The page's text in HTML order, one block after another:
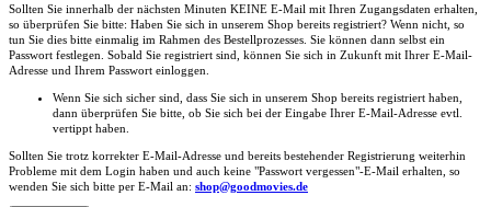
Sollten Sie innerhalb der nächsten Minuten KEINE E-Mail mit Ihren Zugangsdaten erhalten,
so überprüfen Sie bitte: Haben Sie sich in unserem Shop bereits registriert? Wenn nicht, so
tun Sie dies bitte einmalig im Rahmen des Bestellprozesses. Sie können dann selbst ein
Passwort festlegen. Sobald Sie registriert sind, können Sie sich in Zukunft mit Ihrer E-Mail-
Adresse und Ihrem Passwort einloggen.
Wenn Sie sich sicher sind, dass Sie sich in unserem Shop bereits registriert haben,
dann überprüfen Sie bitte, ob Sie sich bei der Eingabe Ihrer E-Mail-Adresse evtl.
vertippt haben.
Sollten Sie trotz korrekter E-Mail-Adresse und bereits bestehender Registrierung weiterhin
Probleme mit dem Login haben und auch keine "Passwort vergessen"-E-Mail erhalten, so
wenden Sie sich bitte per E-Mail an: shop@goodmovies.de